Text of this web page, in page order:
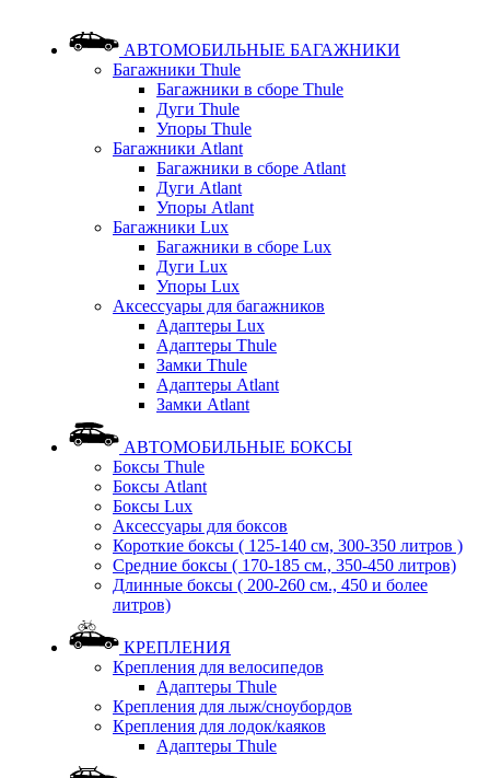
АВТОМОБИЛЬНЫЕ БАГАЖНИКИ
Багажники Thule
Багажники в сборе Thule
Дуги Thule
Упоры Thule
Багажники Atlant
Багажники в сборе Atlant
Дуги Atlant
Упоры Atlant
Багажники Lux
Багажники в сборе Lux
Дуги Lux
Упоры Lux
Аксессуары для багажников
Адаптеры Lux
Адаптеры Thule
Замки Thule
Адаптеры Atlant
Замки Atlant
АВТОМОБИЛЬНЫЕ БОКСЫ
Боксы Thule
Боксы Atlant
Боксы Lux
Аксессуары для боксов
Короткие боксы ( 125-140 см, 300-350 литров )
Средние боксы ( 170-185 см., 350-450 литров)
Длинные боксы ( 200-260 см., 450 и более
литров)
КРЕПЛЕНИЯ
Крепления для велосипедов
Адаптеры Thule
Крепления для лыж/сноубордов
Крепления для лодок/каяков
Адаптеры Thule